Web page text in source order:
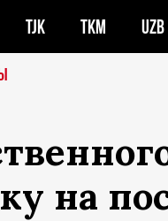
TJK TKM UZB
на